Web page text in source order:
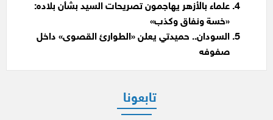
علماء بالأزهر يهاجمون تصريحات السيد بشأن بلاده:
«خسة ونفاق وكذب»
السودان.. حميدتي يعلن «الطوارئ القصوى» داخل
صفوفه
تابعونا